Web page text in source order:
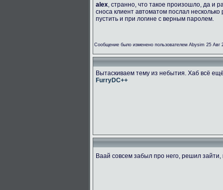
alex, странно, что такое произошло, да и
сноса клиент автоматом послал
пустить и при логине с верным паролем.
Сообщение было изменено пользователем Abysim 25 Авг
Вытаскиваем тему из небытия. Хаб всё
FurryDC++
Ваай совсем забыл про него, решил